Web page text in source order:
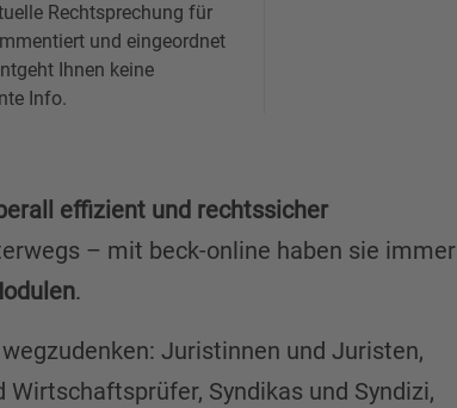
Rechtsprechung für
und eingeordnet
Ihnen keine
Info.
effizient und rechtssicher
– mit beck-online haben sie immer
.
Juristinnen und Juristen,
Syndikas und Syndizi,